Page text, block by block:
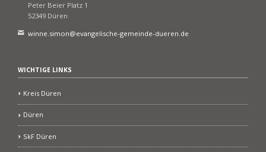
Peter Beier Platz 1
52349 Düren
winne.simon@evangelische-gemeinde-dueren.de
WICHTIGE LINKS
Kreis Düren
Düren
SkF Düren